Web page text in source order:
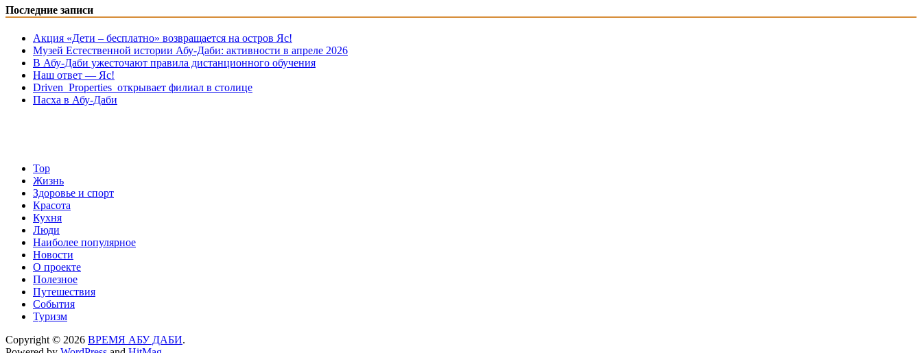
кожей
в
пустыне
Последние записи
Акция «Дети – бесплатно» возвращается на остров Яс!
Музей Eстественной истории Абу-Даби: активности в апреле 2026
В Абу-Даби ужесточают правила дистанционного обучения
Наш ответ — Яс!
Driven Properties открывает филиал в столице
Пасха в Абу-Даби
Top
Жизнь
Здоровье и спорт
Красота
Кухня
Люди
Наиболее популярное
Новости
О проекте
Полезное
Путешествия
События
Туризм
Copyright © 2026 ВРЕМЯ АБУ ДАБИ.